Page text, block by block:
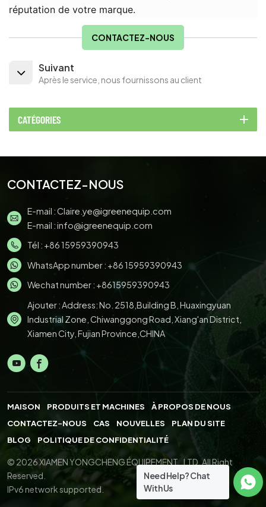
réputation de votre marque.
CONTACTEZ-NOUS
Suivant
Après le service, nous fournissons au client
CATÉGORIES
CONTACTEZ-NOUS
E-mail :Claire.ye@igreenequip.com
E-mail :info@igreenequip.com
Tél : +86 15959390943
WhatsApp number : +86 15959390943
Wechat number : +8615959390943
Ajouter : Address: No. 2518,Building B, Huaxingyuan
Industrial Zone, Chiwanggong Road, Xiang'an District,
Xiamen City, Fujian Province,CHINA
MAISON PRODUITS ET MACHINES
À PROPOS DE NOUS
CONTACTEZ-NOUS
CAS NOUVELLES
PLAN DU SITE
BLOG
POLITIQUE DE CONFIDENTIALITÉ
© 2026 XIAMEN YONGCHENG ÉQUIPEMENT., LTD. All Right
Reserved.
IPv6 network supported.
Need Help? Chat
With Us